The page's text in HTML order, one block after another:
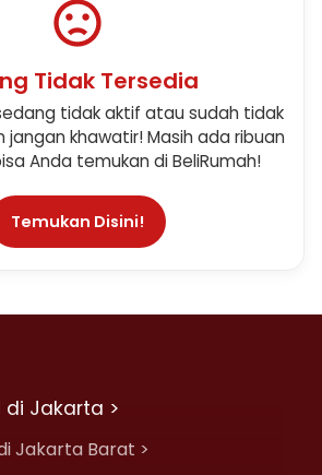
Tidak Tersedia
tidak aktif atau sudah tidak
jangan khawatir! Masih ada ribuan
Anda temukan di BeliRumah!
Temukan Disini!
di Jakarta >
Jakarta Barat >